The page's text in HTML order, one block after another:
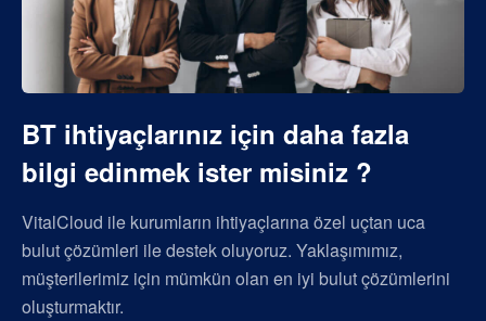
BT ihtiyaçlarınız için daha fazla
bilgi edinmek ister misiniz ?
VitalCloud ile kurumların ihtiyaçlarına özel uçtan uca
bulut çözümleri ile destek oluyoruz. Yaklaşımımız,
müşterilerimiz için mümkün olan en iyi bulut çözümlerini
oluşturmaktır.